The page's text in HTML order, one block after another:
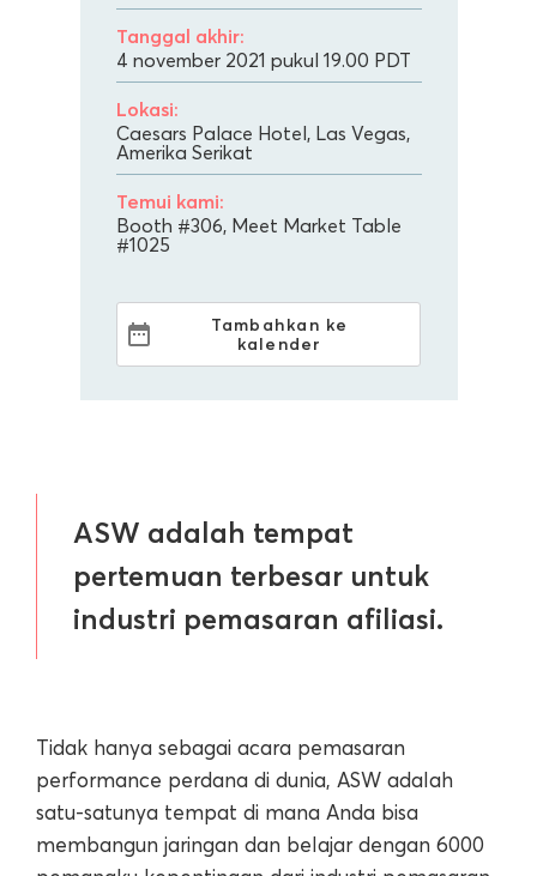
Tanggal akhir:
4 november 2021 pukul 19.00 PDT
Lokasi:
Caesars Palace Hotel, Las Vegas,
Amerika Serikat
Temui kami:
Booth #306, Meet Market Table
#1025
ASW adalah tempat
pertemuan terbesar untuk
industri pemasaran afiliasi.
Tidak hanya sebagai acara pemasaran
performance perdana di dunia, ASW adalah
satu-satunya tempat di mana Anda bisa
membangun jaringan dan belajar dengan 6000
Tambahkan ke
kalender